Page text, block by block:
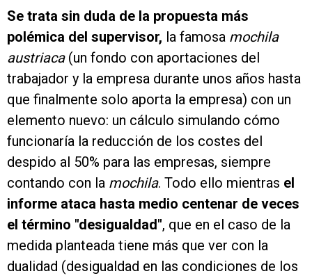
Se trata sin duda de la propuesta más
polémica del supervisor, la famosa mochila
austriaca(un fondo con aportaciones del
trabajador y la empresa durante unos años hasta
que finalmente solo aporta la empresa) con un
elemento nuevo: un cálculo simulando cómo
funcionaría la reducción de los costes del
despido al 50% para las empresas, siempre
contando con la mochila. Todo ello mientras el
informe ataca hasta medio centenar de veces
el término "desigualdad", que en el caso de la
medida planteada tiene más que ver con la
dualidad (desigualdad en las condiciones de los